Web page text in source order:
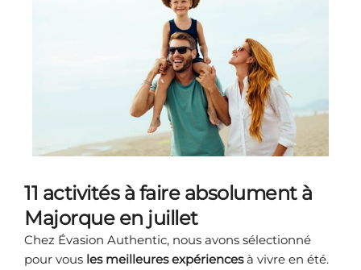
11 activités à faire absolument à
Majorque en juillet
Chez Évasion Authentic, nous avons sélectionné
pour vous les meilleures expériencesà vivre en été.